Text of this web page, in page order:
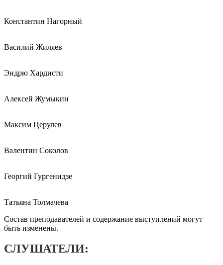
Константин Нагорный
Василий Жиляев
Эндрю Хардисти
Алексей Жумыкин
Максим Церулев
Валентин Соколов
Георгий Гургенидзе
Татьяна Толмачева
Состав преподавателей и содержание выступлений могут
быть изменены.
СЛУШАТЕЛИ: